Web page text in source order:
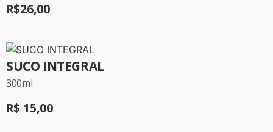
R$26,00
SUCO INTEGRAL
300ml
R$ 15,00